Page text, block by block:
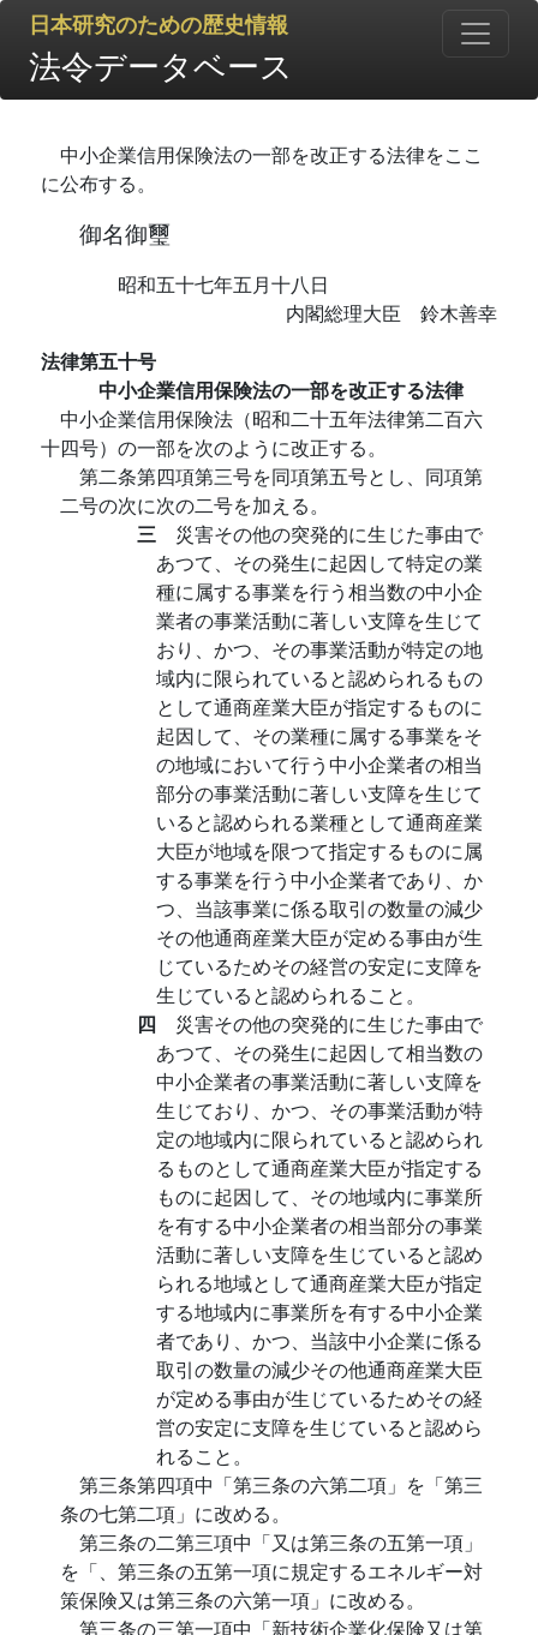
日本研究のための歴史情報
法令データベース
中小企業信用保険法の一部を改正する法律をここ
に公布する。
御名御璽
昭和五十七年五月十八日
内閣総理大臣 鈴木善幸
法律第五十号
中小企業信用保険法の一部を改正する法律
中小企業信用保険法（昭和二十五年法律第二百六
十四号）の一部を次のように改正する。
第二条第四項第三号を同項第五号とし、同項第
二号の次に次の二号を加える。
三 災害その他の突発的に生じた事由で
あつて、その発生に起因して特定の業
種に属する事業を行う相当数の中小企
業者の事業活動に著しい支障を生じて
おり、かつ、その事業活動が特定の地
域内に限られていると認められるもの
として通商産業大臣が指定するものに
起因して、その業種に属する事業をそ
の地域において行う中小企業者の相当
部分の事業活動に著しい支障を生じて
いると認められる業種として通商産業
大臣が地域を限つて指定するものに属
する事業を行う中小企業者であり、か
つ、当該事業に係る取引の数量の減少
その他通商産業大臣が定める事由が生
じているためその経営の安定に支障を
生じていると認められること。
四 災害その他の突発的に生じた事由で
あつて、その発生に起因して相当数の
中小企業者の事業活動に著しい支障を
生じており、かつ、その事業活動が特
定の地域内に限られていると認められ
るものとして通商産業大臣が指定する
ものに起因して、その地域内に事業所
を有する中小企業者の相当部分の事業
活動に著しい支障を生じていると認め
られる地域として通商産業大臣が指定
する地域内に事業所を有する中小企業
者であり、かつ、当該中小企業に係る
取引の数量の減少その他通商産業大臣
が定める事由が生じているためその経
営の安定に支障を生じていると認めら
れること。
第三条第四項中「第三条の六第二項」を「第三
条の七第二項」に改める。
第三条の二第三項中「又は第三条の五第一項」
を「、第三条の五第一項に規定するエネルギー対
策保険又は第三条の六第一項」に改める。
第三条の三第一項中「新技術企業化保険又は第